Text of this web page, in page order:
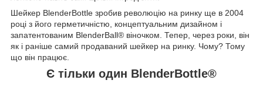
Шейкер BlenderBottle зробив революцію на ринку ще в 2004
році з його герметичністю, концептуальним дизайном і
запатентованим BlenderBall® віночком. Тепер, через роки, він
як і раніше самий продаваний шейкер на ринку. Чому? Тому
що він працює.
Є тільки один BlenderBottle®